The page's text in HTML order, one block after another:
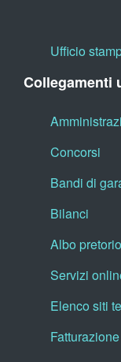
Ufficio
Collegamenti
Concorsi
Bandi di
Bilanci
Albo pretorio
Servizi
Elenco siti